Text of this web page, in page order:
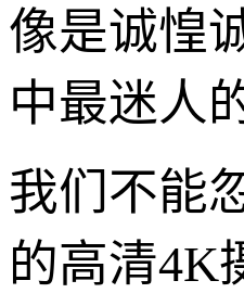
像是诚惶
中最迷人
我们不能
的高清4K